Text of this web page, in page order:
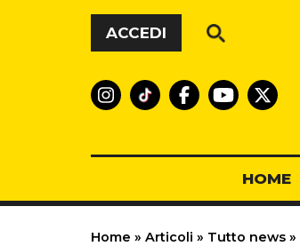
Vai al contenuto
ACCEDI
HOME
Home » Articoli » Tutto news »